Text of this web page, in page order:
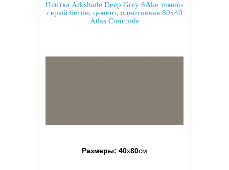
Плитка Arkshade Deep Grey 8Ake темно-
серый бетон, цемент, однотонная 80x40
Atlas Concorde
Размеры: 40x80см